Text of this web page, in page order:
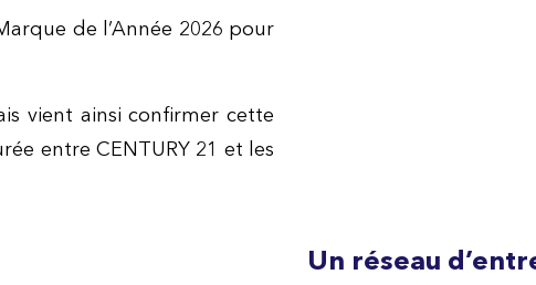
de l’Année 2026 pour
vient ainsi confirmer cette
entre CENTURY 21 et les
Un réseau